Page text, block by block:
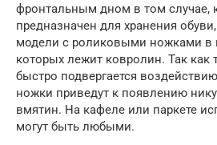
фронтальным дном в том случае,
предназначен для хранения
модели с роликовыми ножками в
которых лежит ковролин. Так как
быстро подвергается
ножки приведут к появлению
вмятин. На кафеле или паркете
могут быть любыми.